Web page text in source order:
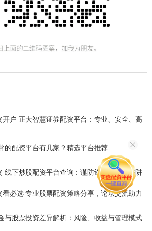
开户 正大智慧证券配资平台：专业、安全、高
的配资平台有几家？精选平台推荐
线下炒股配资平台查询：谨防诈骗，避开陷阱
看必选 专业股票配资策略分享，论坛交流助力